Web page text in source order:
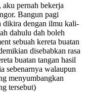
aku pernah bekerja
Bangun pagi
dikira dengan ilmu kali-
dahulu dah boleh
sebuah kereta buatan
disebabkan rasa
buatan tangan hasil
sebenarnya walaupun
menyumbangkan
tersebut)